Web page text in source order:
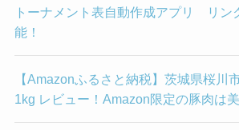
トーナメント表自動作成アプリ リン
能！
【Amazonふるさと納税】茨城県桜川
1kg レビュー！Amazon限定の豚肉は